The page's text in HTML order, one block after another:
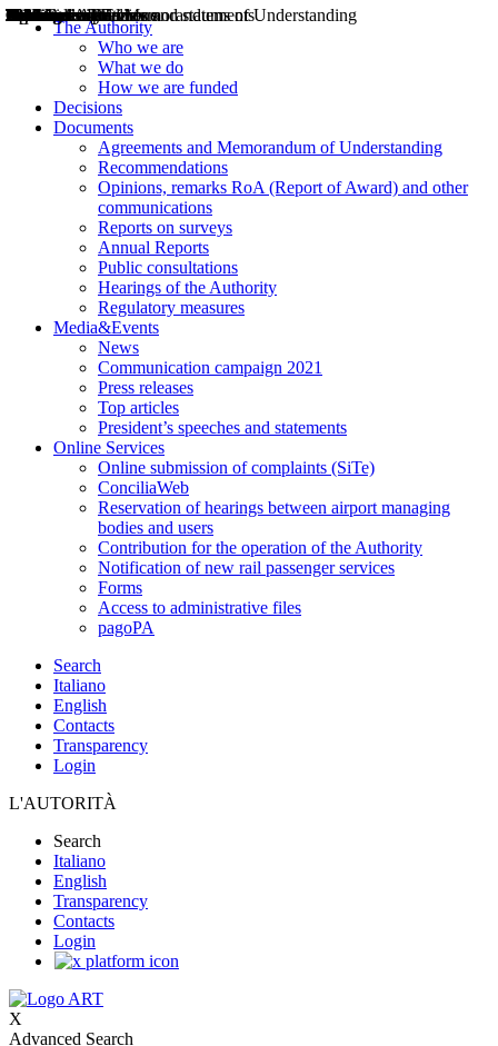
The Authority
Who we are
What we do
How we are funded
Decisions
Documents
Agreements and Memorandum of Understanding
Recommendations
Opinions, remarks RoA (Report of Award) and other
communications
Reports on surveys
Annual Reports
Public consultations
Hearings of the Authority
Regulatory measures
Media&Events
News
Communication campaign 2021
Press releases
Top articles
President’s speeches and statements
Online Services
Online submission of complaints (SiTe)
ConciliaWeb
Reservation of hearings between airport managing
bodies and users
Contribution for the operation of the Authority
Notification of new rail passenger services
Forms
Access to administrative files
pagoPA
Search
Italiano
English
Contacts
Transparency
Login
L'AUTORITÀ
Search
Italiano
English
Transparency
Contacts
Login
X
Advanced Search
Decisions
Opinions
Public consultations
Hearings
Recommendations
Agreements and Memorandums of Understanding
Relazioni annuali
Misure di regolazione
News
Press Releases
Bollettini ART
Convegni ART
President’s interviews
Top articles
President’s speeches and statements
2004
2005
2010
2013
2014
2015
2016
2017
2018
2019
202
2020
2021
2022
2023
2024
2025
2026
Aereo
Marittimo
Terrestre